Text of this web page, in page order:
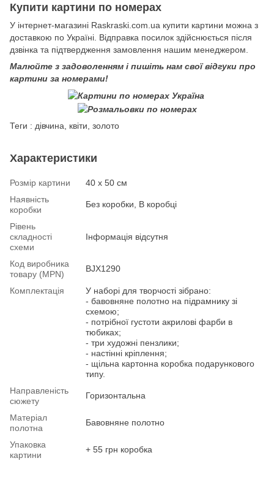
Купити картини по номерах
У інтернет-магазині Raskraski.com.ua купити картини можна з
доставкою по Україні. Відправка посилок здійснюється після
дзвінка та підтвердження замовлення нашим менеджером.
Малюйте з задоволенням і пишіть нам свої відгуки про
картини за номерами!
Теги : дівчина, квіти, золото
Характеристики
Розмір картини
40 х 50 см
Наявність
коробки
Без коробки, В коробці
Рівень
складності
схеми
Інформація відсутня
Код виробника
товару (MPN)
BJX1290
Комплектація
У наборі для творчості зібрано:
- бавовняне полотно на підрамнику зі
схемою;
- потрібної густоти акрилові фарби в
тюбиках;
- три художні пензлики;
- настінні кріплення;
- щільна картонна коробка подарункового
типу.
Направленість
сюжету
Горизонтальна
Матеріал
полотна
Бавовняне полотно
Упаковка
картини
+ 55 грн коробка